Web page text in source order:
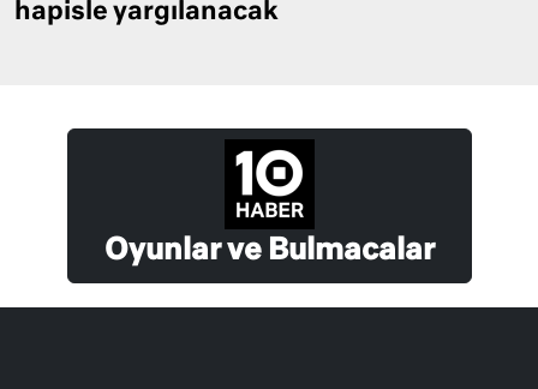
hapisle yargılanacak
Oyunlar ve Bulmacalar